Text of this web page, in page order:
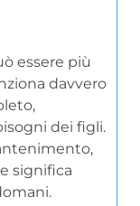
essere più
davvero
dei figli.
significa